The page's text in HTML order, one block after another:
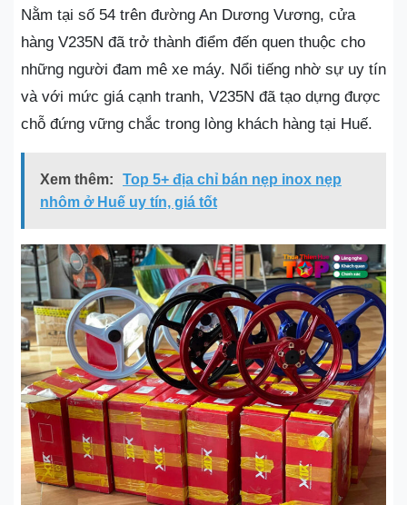
Nằm tại số 54 trên đường An Dương Vương, cửa
hàng V235N đã trở thành điểm đến quen thuộc cho
những người đam mê xe máy. Nổi tiếng nhờ sự uy tín
và với mức giá cạnh tranh, V235N đã tạo dựng được
chỗ đứng vững chắc trong lòng khách hàng tại Huế.
Xem thêm:
Top 5+ địa chỉ bán nẹp inox nẹp
nhôm ở Huế uy tín, giá tốt